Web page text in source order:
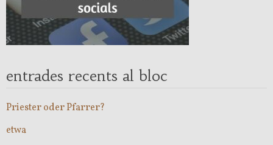
entrades recents al bloc
Priester oder Pfarrer?
etwa